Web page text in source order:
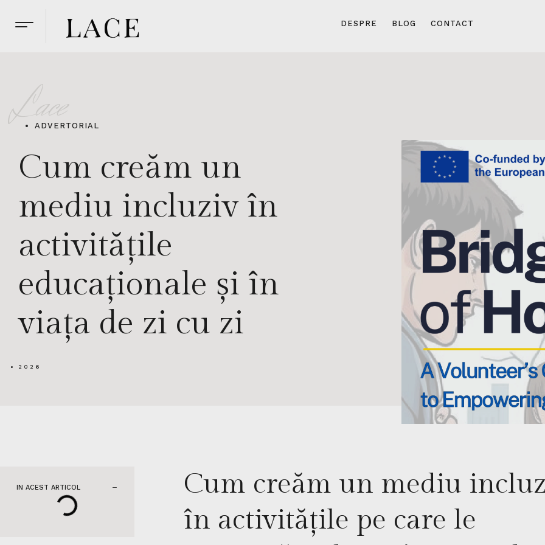
DESPRE BLOG CONTACT
Lace
ADVERTORIAL
Cum creăm un
mediu incluziv în
activitățile
educaționale și în
viața de zi cu zi
2026
IN ACEST ARTICOL
Cum creăm un mediu
în activitățile pe care le